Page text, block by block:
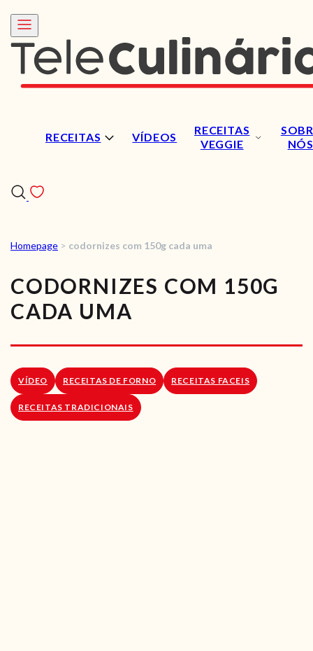
RECEITAS VÍDEOS
RECEITAS
VEGGIE
NÓS
RECEITAS
VÍDEOS
RECEITAS VEGGIE
LOJA ONLINE
Homepage > codornizes com 150g cada uma
CODORNIZES COM 150G
CADA UMA
VÍDEO RECEITAS DE FORNO RECEITAS FACEIS
RECEITAS TRADICIONAIS